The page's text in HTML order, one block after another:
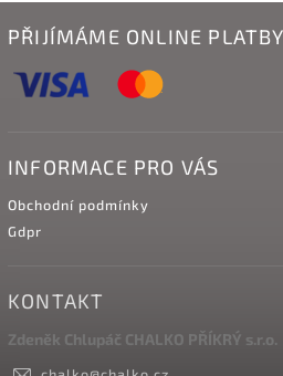
PŘIJÍMÁME ONLINE PLATBY
INFORMACE PRO VÁS
Obchodní podmínky
Gdpr
KONTAKT
Zdeněk Chlupáč CHALKO PŘÍKRÝ s.r.o.